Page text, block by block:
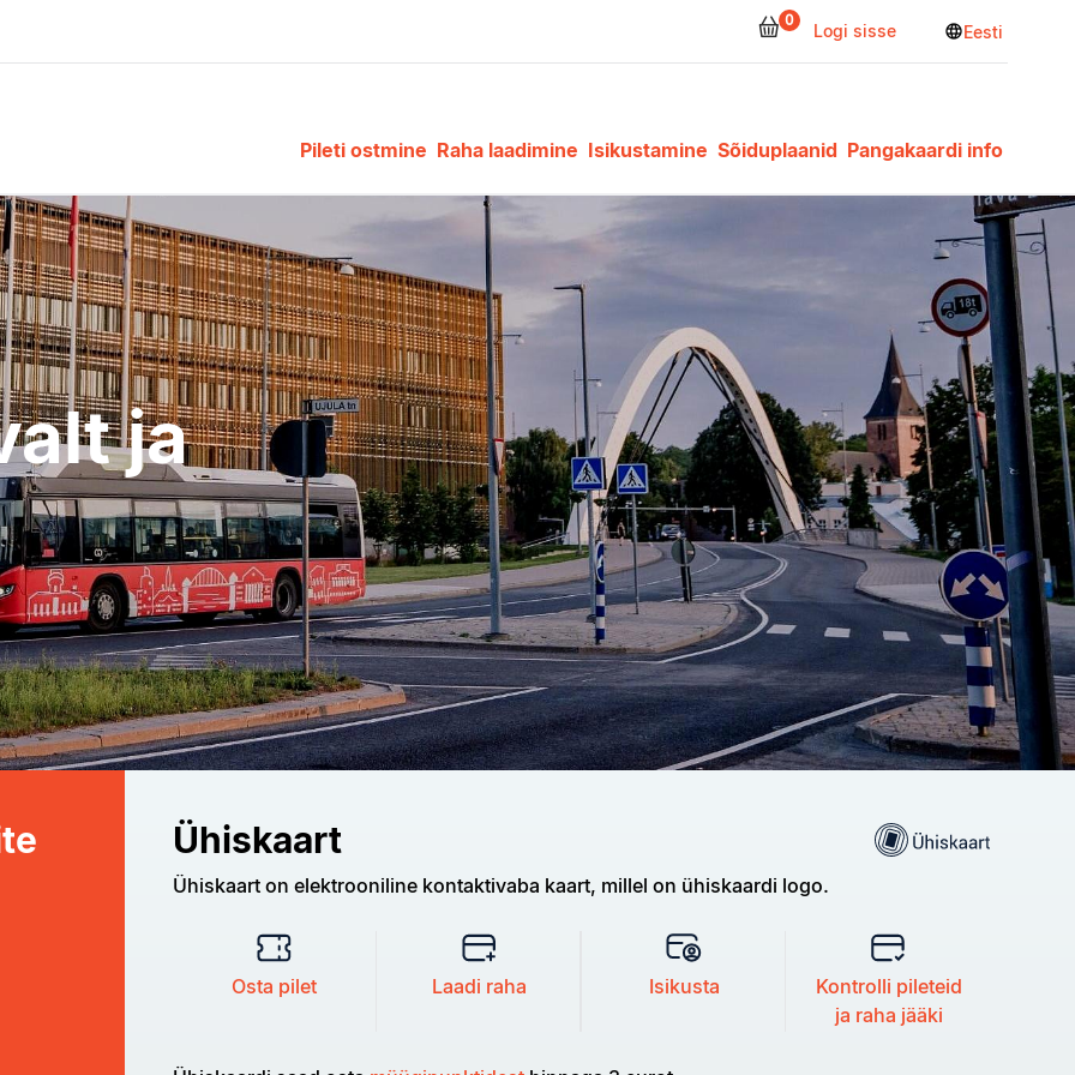
0 Logi sisse languageEesti
Pileti ostmine Raha laadimine Isikustamine Sõiduplaanid Pangakaardi info
ja
Ühiskaart
Ühiskaart on elektrooniline kontaktivaba kaart, millel on ühiskaardi logo.
Osta pilet Laadi raha Isikusta
Kontrolli pileteid
ja raha jääki